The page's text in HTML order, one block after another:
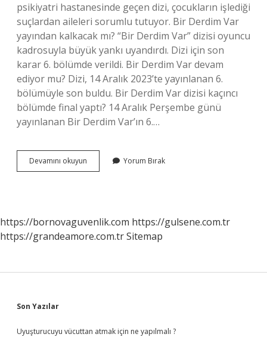
psikiyatri hastanesinde geçen dizi, çocukların işlediği
suçlardan aileleri sorumlu tutuyor. Bir Derdim Var
yayından kalkacak mı? “Bir Derdim Var” dizisi oyuncu
kadrosuyla büyük yankı uyandırdı. Dizi için son
karar 6. bölümde verildi. Bir Derdim Var devam
ediyor mu? Dizi, 14 Aralık 2023’te yayınlanan 6.
bölümüyle son buldu. Bir Derdim Var dizisi kaçıncı
bölümde final yaptı? 14 Aralık Perşembe günü
yayınlanan Bir Derdim Var’ın 6.…
Devamını okuyun
Derdim
Yorum Bırak
https://bornovaguvenlik.com https://gulsene.com.tr
https://grandeamore.com.trSitemap
Sidebar
Son Yazılar
Uyuşturucuyu vücuttan atmak için ne yapılmalı ?